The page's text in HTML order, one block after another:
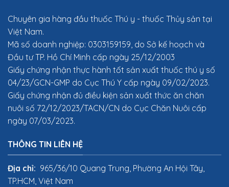
Chuyên gia hàng đầu thuốc Thú y - thuốc Thủy sản tại
Việt Nam.
Mã số doanh nghiệp: 0303159159, do Sở kế hoạch và
Đầu tư TP. Hồ Chí Minh cấp ngày 25/12/2003
Giấy chứng nhận thực hành tốt sản xuất thuốc thú y số
04/23/GCN-GMP do Cục Thú Y cấp ngày 09/02/2023.
Giấy chứng nhận đủ điều kiện sản xuất thức ăn chăn
nuôi số 72/12/2023/TACN/CN do Cục Chăn Nuôi cấp
ngày 07/03/2023.
THÔNG TIN LIÊN HỆ
Địa chỉ: 965/36/10 Quang Trung, Phường An Hội Tây,
TP.HCM, Việt Nam